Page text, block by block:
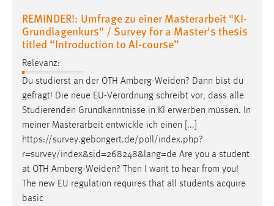
REMINDER!: Umfrage zu einer Masterarbeit "KI-
Grundlagenkurs" / Survey for a Master's thesis
titled “Introduction to AI-course”
Relevanz:
Du studierst an der OTH Amberg-Weiden? Dann bist du
gefragt! Die neue EU-Verordnung schreibt vor, dass alle
Studierenden Grundkenntnisse in KI erwerben müssen. In
meiner Masterarbeit entwickle ich einen [...]
https://survey.gebongert.de/poll/index.php?
r=survey/index&sid=268248&lang=de Are you a student
at OTH Amberg-Weiden? Then I want to hear from you!
The new EU regulation requires that all students acquire
basic